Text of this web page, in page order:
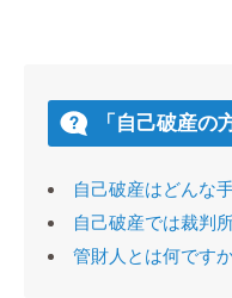
「自己破産の
自己破産はどんな
自己破産では裁判
管財人とは何です